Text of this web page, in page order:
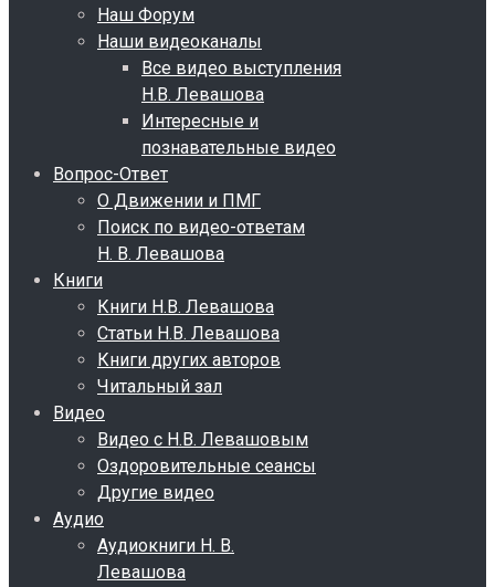
Наш Форум
Наши видеоканалы
Все видео выступления
Н.В. Левашова
Интересные и
познавательные видео
Вопрос-Ответ
О Движении и ПМГ
Поиск по видео-ответам
Н. В. Левашова
Книги
Книги Н.В. Левашова
Статьи Н.В. Левашова
Книги других авторов
Читальный зал
Видео
Видео с Н.В. Левашовым
Оздоровительные сеансы
Другие видео
Аудио
Аудиокниги Н. В.
Левашова